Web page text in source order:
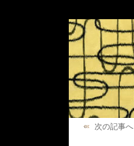
次の記事へ